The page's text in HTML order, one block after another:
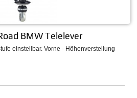
BMW Telelever
einstellbar. Vorne - Höhenverstellung